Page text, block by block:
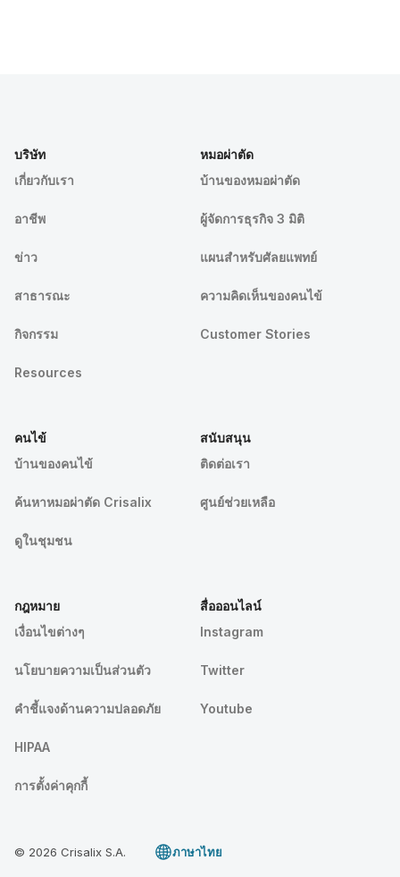
บริษัท
เกี่ยวกับเรา
อาชีพ
ข่าว
สาธารณะ
กิจกรรม
Resources
หมอผ่าตัด
บ้านของหมอผ่าตัด
ผู้จัดการธุรกิจ 3 มิติ
แผนสำหรับศัลยแพทย์
ความคิดเห็นของคนไข้
Customer Stories
คนไข้
บ้านของคนไข้
ค้นหาหมอผ่าตัด Crisalix
ดูในชุมชน
สนับสนุน
ติดต่อเรา
ศูนย์ช่วยเหลือ
กฎหมาย
เงื่อนไขต่างๆ
นโยบายความเป็นส่วนตัว
คําชี้แจงด้านความปลอดภัย
HIPAA
การตั้งค่าคุกกี้
สื่อออนไลน์
Instagram
Twitter
Youtube
© 2026 Crisalix S.A. ภาษาไทย